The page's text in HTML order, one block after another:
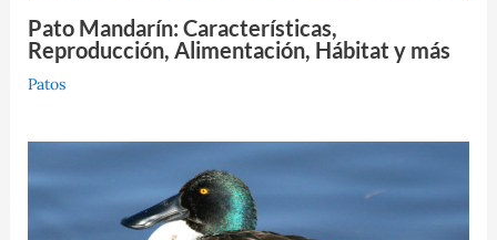
Pato Mandarín: Características,
Reproducción, Alimentación, Hábitat y más
Patos